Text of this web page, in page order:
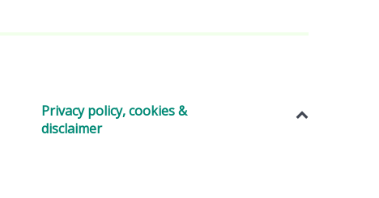
Privacy policy, cookies &
disclaimer